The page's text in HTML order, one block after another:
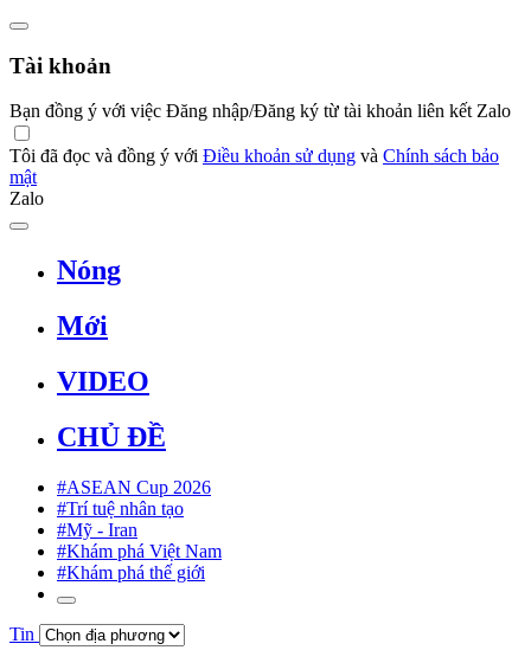
Tài khoản
Bạn đồng ý với việc Đăng nhập/Đăng ký từ tài khoản liên kết Zalo
Tôi đã đọc và đồng ý với Điều khoản sử dụng và Chính sách bảo
mật
Zalo
Nóng
Mới
VIDEO
CHỦ ĐỀ
#ASEAN Cup 2026
#Trí tuệ nhân tạo
#Mỹ - Iran
#Khám phá Việt Nam
#Khám phá thế giới
Tin